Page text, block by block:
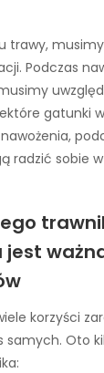
trawy,
Podczas
gatunki
radzić sobie
jest
korzyści
samych. Oto